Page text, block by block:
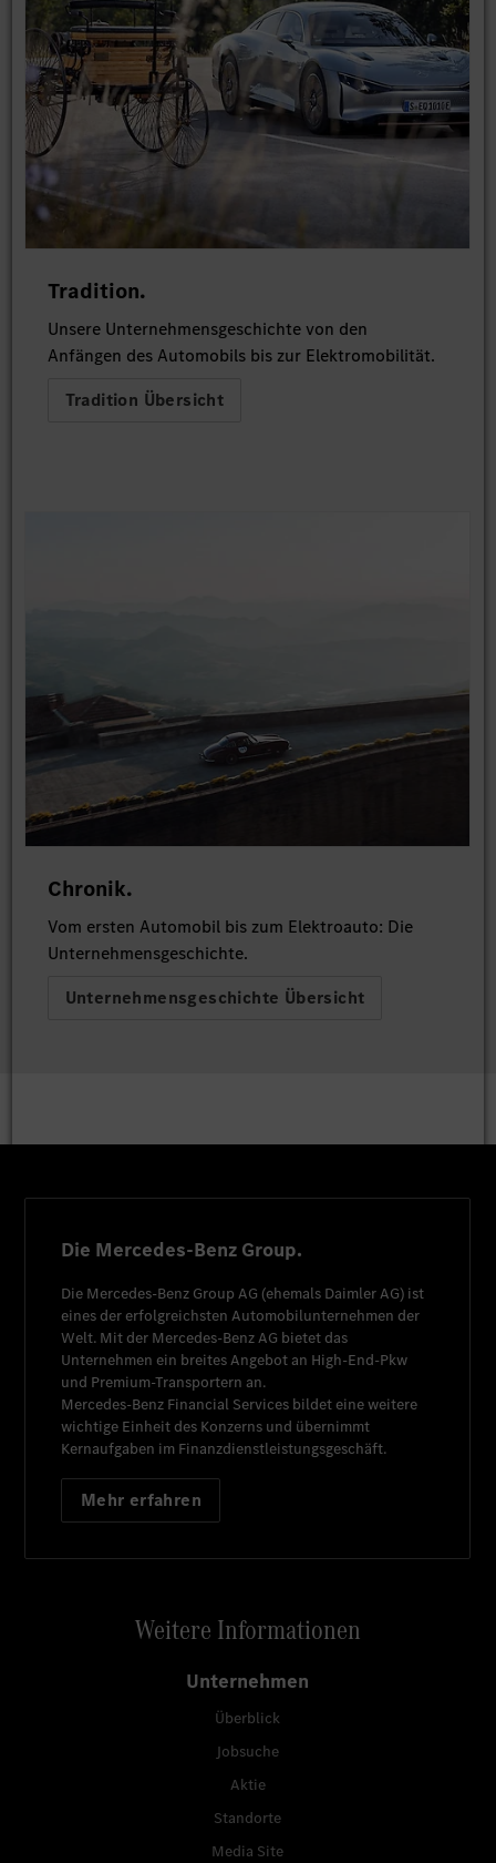
Tradition.
Unsere Unternehmensgeschichte von den
Anfängen des Automobils bis zur Elektromobilität.
Tradition Übersicht
Chronik.
Vom ersten Automobil bis zum Elektroauto: Die
Unternehmensgeschichte.
Unternehmensgeschichte Übersicht
Die Mercedes-Benz Group.
Die Mercedes-Benz Group AG (ehemals Daimler AG) ist
eines der erfolgreichsten Automobilunternehmen der
Welt. Mit der Mercedes-Benz AG bietet das
Unternehmen ein breites Angebot an High-End-Pkw
und Premium-Transportern an.
Mercedes-Benz Financial Services bildet eine weitere
wichtige Einheit des Konzerns und übernimmt
Kernaufgaben im Finanzdienstleistungsgeschäft.
Mehr erfahren
Weitere Informationen
Unternehmen
Überblick
Jobsuche
Aktie
Standorte
Media Site